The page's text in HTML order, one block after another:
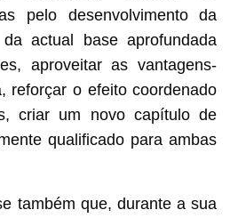
pelo desenvolvimento da
actual base aprofundada
aproveitar as vantagens-
reforçar o efeito coordenado
criar um novo capítulo de
qualificado para ambas
também que, durante a sua